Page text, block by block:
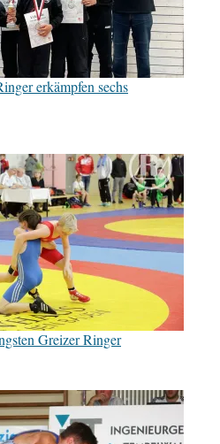
erkämpfen sechs
Greizer Ringer